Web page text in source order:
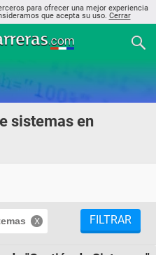
para ofrecer una mejor experiencia
que acepta su uso. Cerrar
sistemas en
FILTRAR